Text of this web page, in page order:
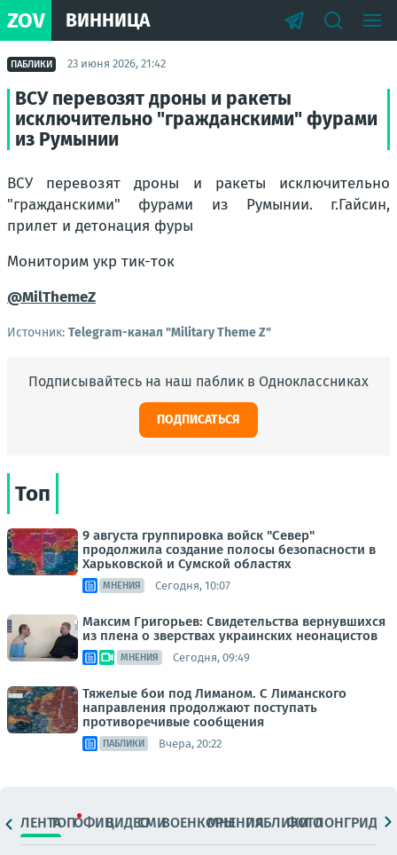
ZOV ВИННИЦА
ПАБЛИКИ 23 июня 2026, 21:42
ВСУ перевозят дроны и ракеты
исключительно "гражданскими" фурами
из Румынии
ВСУ перевозят дроны и ракеты исключительно
"гражданскими" фурами из Румынии. г.Гайсин,
прилет и детонация фуры
Мониторим укр тик-ток
@MilThemeZ
Источник: Telegram-канал "Military Theme Z"
Подписывайтесь на наш паблик в Одноклассниках
ПОДПИСАТЬСЯ
Топ
9 августа группировка войск "Север"
продолжила создание полосы безопасности в
Харьковской и Сумской областях
МНЕНИЯ Сегодня, 10:07
Максим Григорьев: Свидетельства вернувшихся
из плена о зверствах украинских неонацистов
МНЕНИЯ Сегодня, 09:49
Тяжелые бои под Лиманом. С Лиманского
направления продолжают поступать
противоречивые сообщения
ПАБЛИКИ Вчера, 20:22
ЛЕНТАТОПОФИЦ.ВИДЕОСМИВОЕНКОРЫМНЕНИЯПАБЛИКИ
ФОТОЛОНГРИДЫ